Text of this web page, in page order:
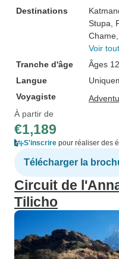
Destinations
Stupa ,
Chame
Voir
Tranche d'âge
Âges
Langue
Voyagiste
À partir de
€1,189
S'inscrire pour réaliser des
Télécharger la
Circuit de
Tilicho